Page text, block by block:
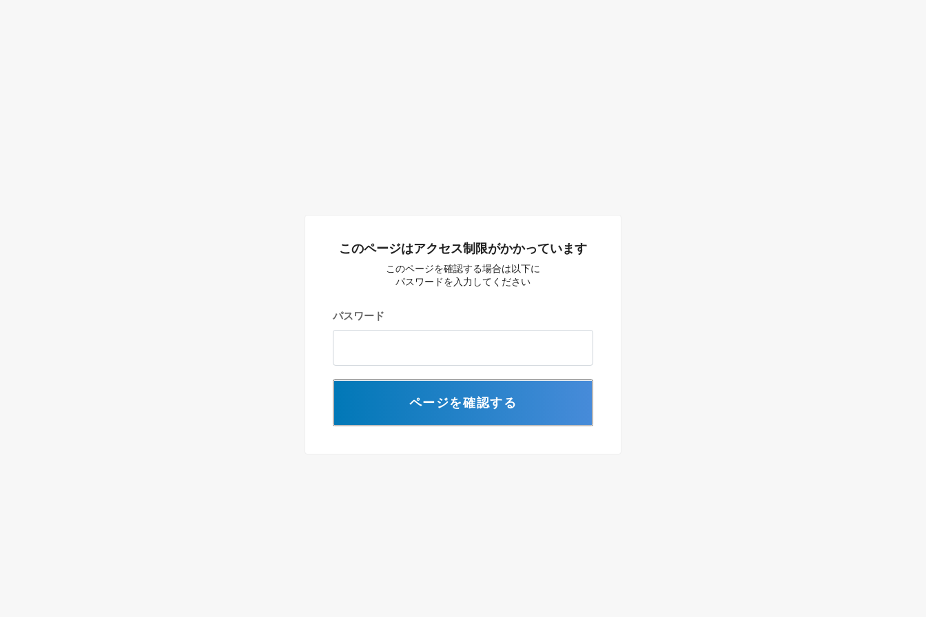
このページはアクセス制限がかかっています
このページを確認する場合は以下に
パスワードを入力してください
パスワード
ページを確認する